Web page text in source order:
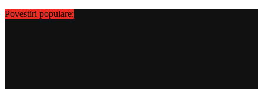
Povestiri populare: